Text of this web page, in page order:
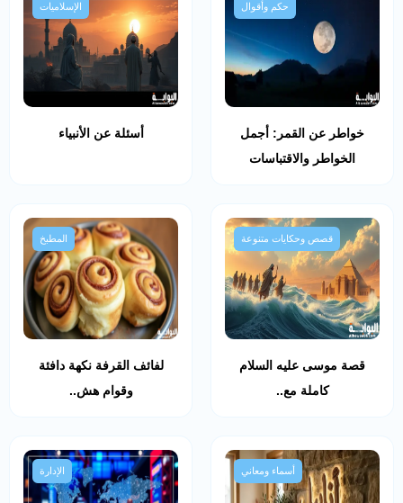
حكم وأقوال
خواطر عن القمر: أجمل
الخواطر والاقتباسات
الإسلاميات
أسئلة عن الأنبياء
قصص وحكايات متنوعة
قصة موسى عليه السلام
كاملة مع..
المطبخ
لفائف القرفة نكهة دافئة
وقوام هش..
أسماء ومعاني الإدارة